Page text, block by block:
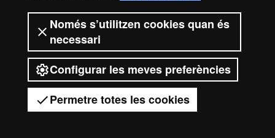
Només s’utilitzen cookies quan és
necessari
Configurar les meves preferències
Permetre totes les cookies
Tens dubtes?
Inici Avís legal
Protecció de dades
Sobre el web
2026 Universitat Autònoma de
Barcelona